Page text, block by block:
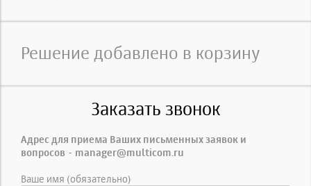
Решение добавлено в корзину
Заказать звонок
Адрес для приема Ваших письменных заявок и
вопросов - manager@multicom.ru
Ваше имя (обязательно)